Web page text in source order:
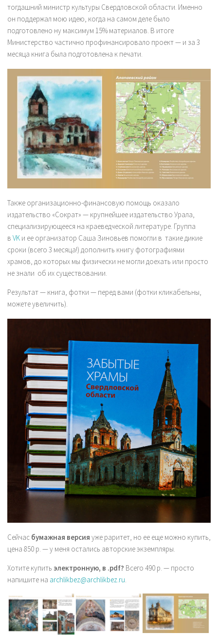
тогдашний министр культуры Свердловской области. Именно
он поддержал мою идею, когда на самом деле было
подготовлено ну максимум 15% материалов. В итоге
Министерство частично профинансировало проект — и за 3
месяца книга была подготовлена к печати.
Также организационно-финансовую помощь оказало
издательство «Сократ» — крупнейшее издательство Урала,
специализирующееся на краеведческой литературе. Группа
в VK и ее организатор Саша Зиновьев помогли в такие дикие
сроки (всего 3 месяца!) дополнить книгу фотографиями
храмов, до которых мы физически не могли доехать или просто
не знали об их существовании.
Результат — книга, фотки — перед вами (фотки кликабельны,
можете увеличить).
Сейчас бумажная версия уже раритет, но ее еще можно купить,
цена 850 р. — у меня остались авторские экземпляры.
Хотите купить электронную, в .pdf? Всего 490 р. — просто
напишите на archlikbez@archlikbez.ru.